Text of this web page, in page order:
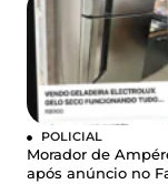
POLICIAL
Morador de
após anúncio no